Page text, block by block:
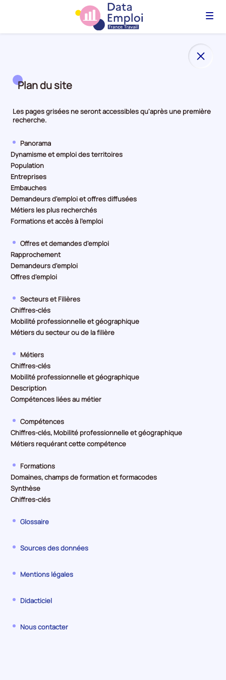
Menu
Plan du site
Les pages grisées ne seront accessibles qu'après une première
recherche.
Panorama
Dynamisme et emploi des territoires
Population
Entreprises
Embauches
Demandeurs d'emploi et offres diffusées
Métiers les plus recherchés
Formations et accès à l'emploi
Offres et demandes d'emploi
Rapprochement
Demandeurs d'emploi
Offres d'emploi
Secteurs et Filières
Chiffres-clés
Mobilité professionnelle et géographique
Métiers du secteur ou de la filière
Métiers
Chiffres-clés
Mobilité professionnelle et géographique
Description
Compétences liées au métier
Compétences
Chiffres-clés, Mobilité professionnelle et géographique
Métiers requérant cette compétence
Formations
Domaines, champs de formation et formacodes
Synthèse
Chiffres-clés
Glossaire
Sources des données
Mentions légales
Didacticiel
Nous contacter